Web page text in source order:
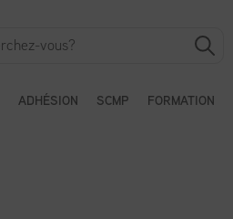
ADHÉSION SCMP FORMATION